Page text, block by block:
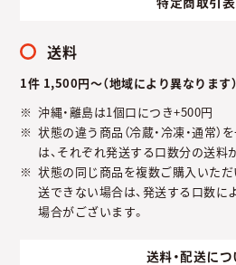
特定商取引表
送料
1件 1,500円～（地域により異なります）
沖縄・離島は1個口につき+500円
状態の違う商品（冷蔵・冷凍・通常
は、それぞれ発送する口数分の送料
状態の同じ商品を複数ご購入いた
送できない場合は、発送する口数に
場合がございます。
送料・配送につ